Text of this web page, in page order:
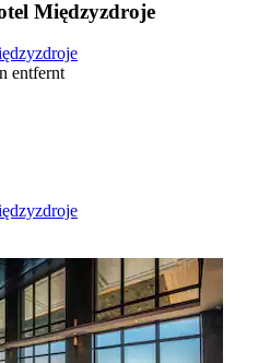
Międzyzdroje
entfernt